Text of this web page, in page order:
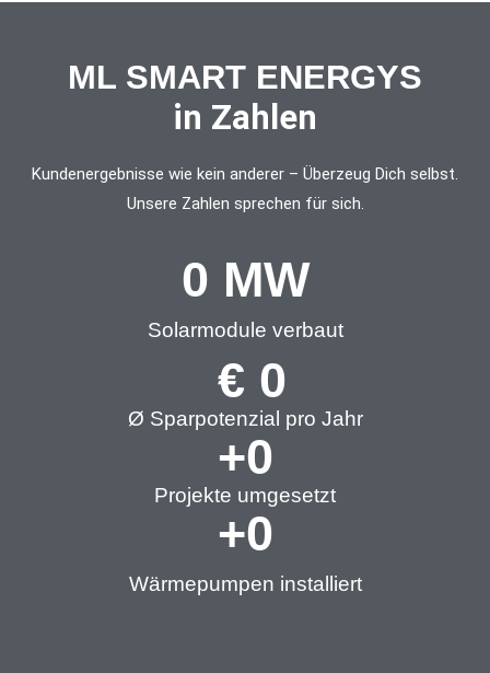
ML SMART ENERGYS
in Zahlen​
Kundenergebnisse wie kein anderer – Überzeug Dich selbst.
Unsere Zahlen sprechen für sich.
Solarmodule verbaut
0 MW
Ø Sparpotenzial pro Jahr
€ 0
Projekte umgesetzt
+0
Wärmepumpen installiert
+0